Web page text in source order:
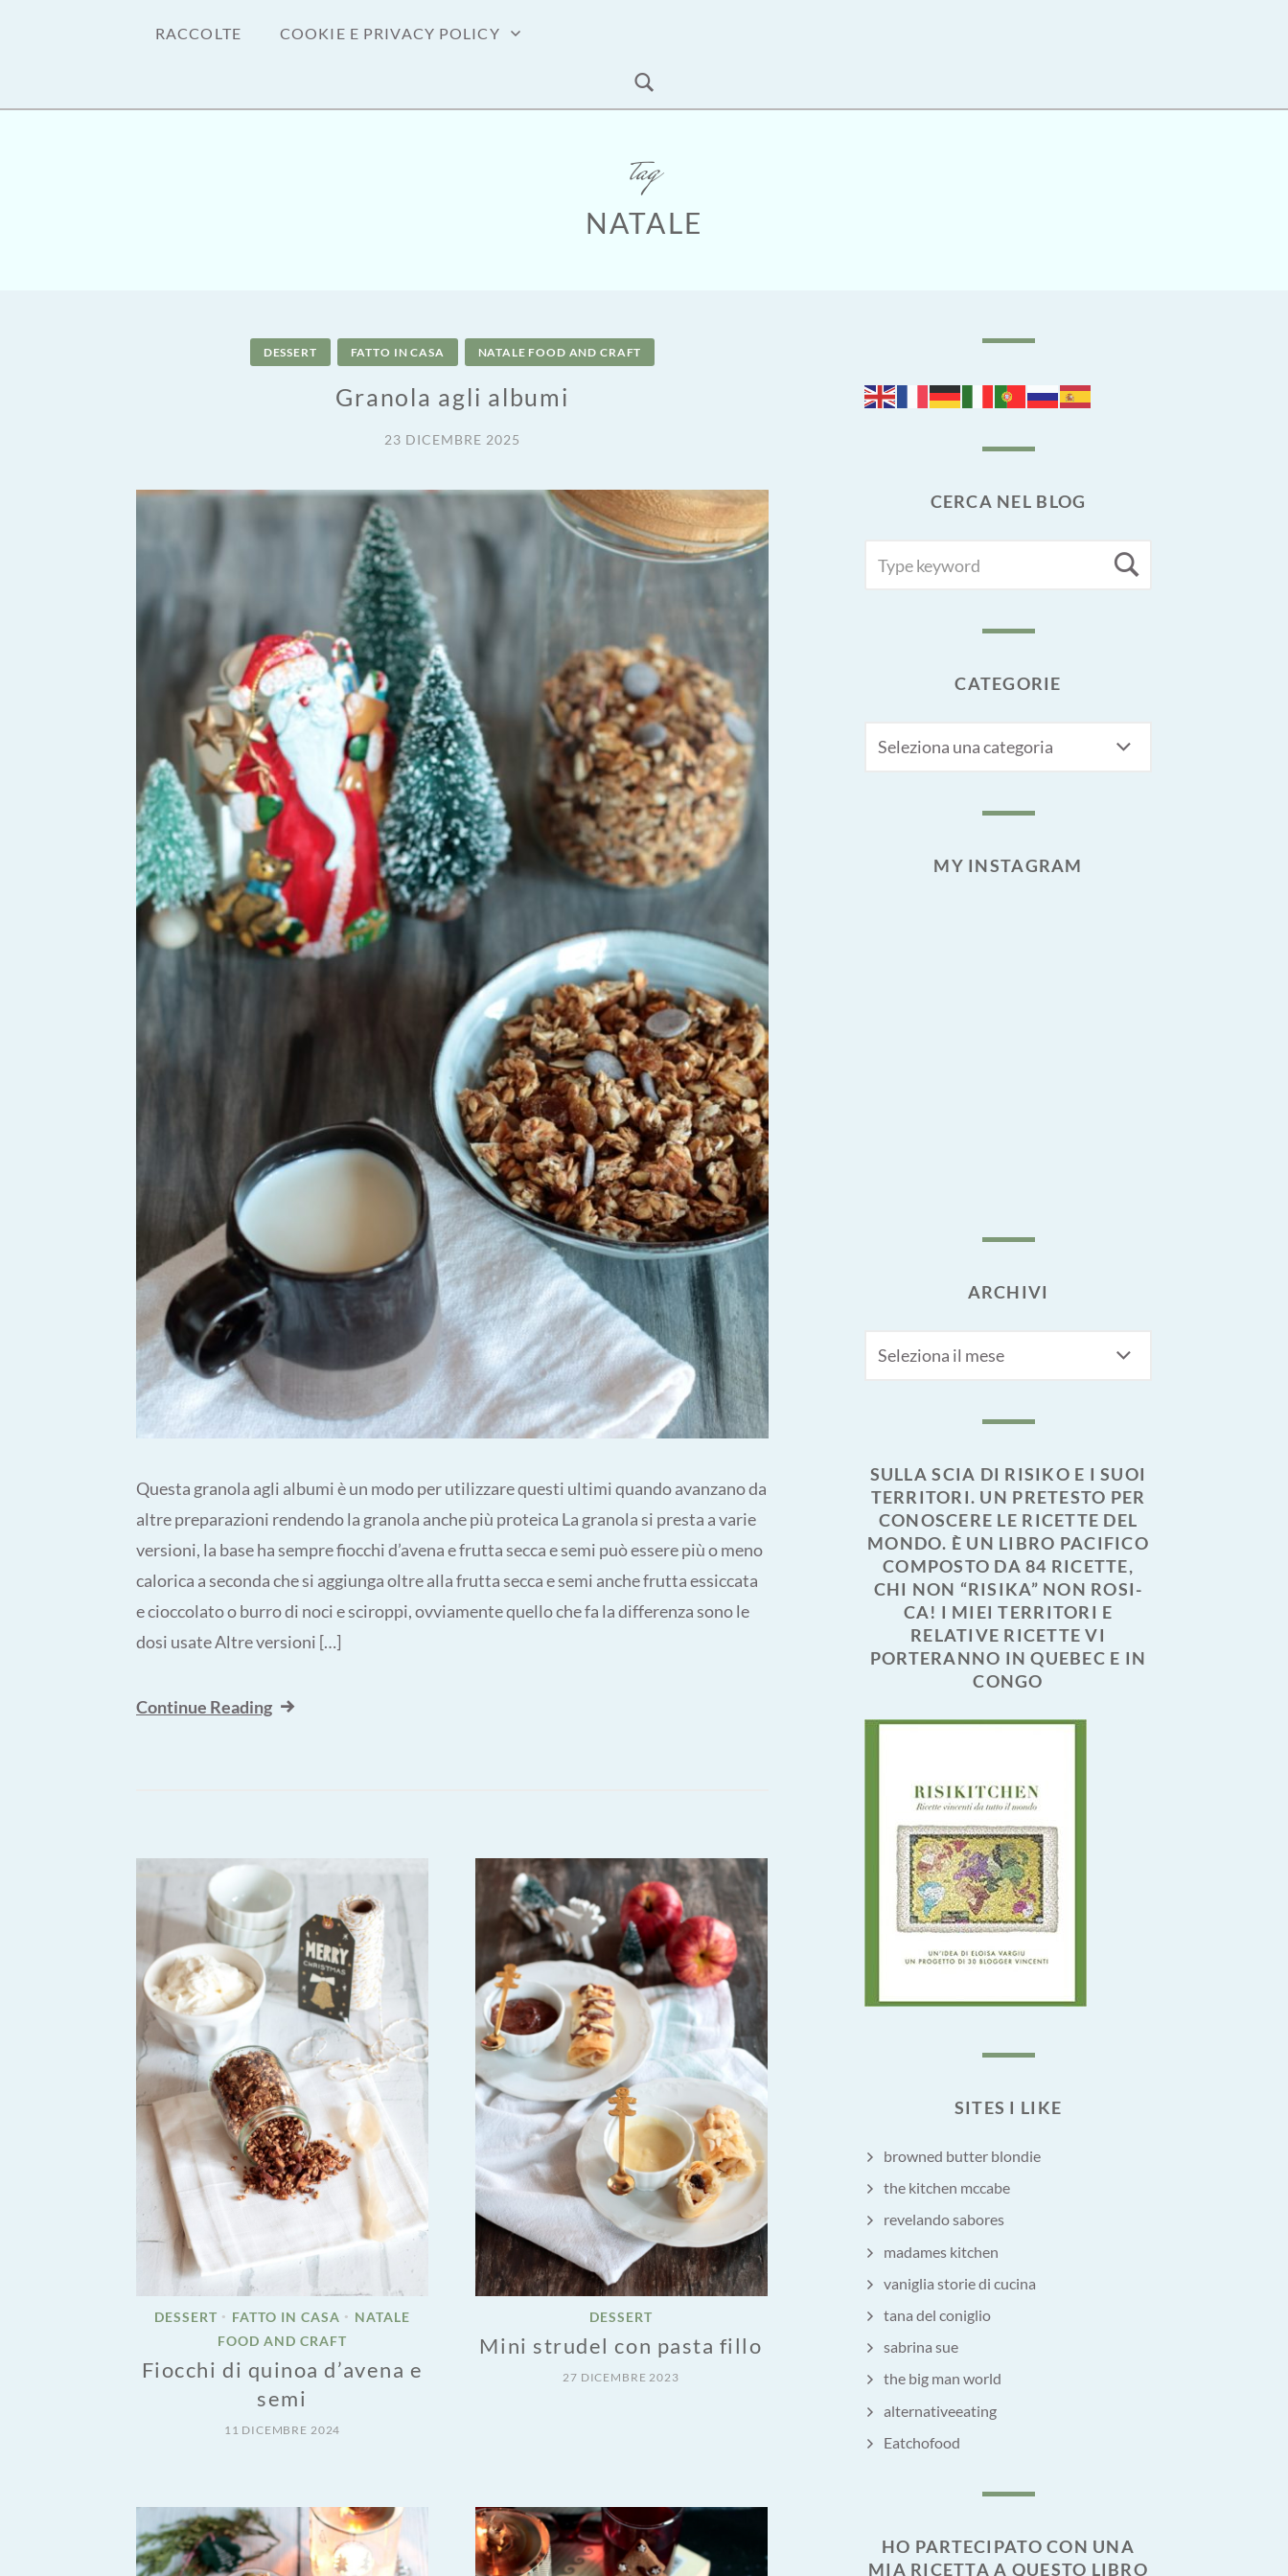
RACCOLTE COOKIE E PRIVACY POLICY
tag
NATALE
DESSERT FATTO IN CASA NATALE FOOD AND CRAFT
Granola agli albumi
23 DICEMBRE 2025
Questa granola agli albumi è un modo per utilizzare questi ultimi quando avanzano da
altre preparazioni rendendo la granola anche più proteica La granola si presta a varie
versioni, la base ha sempre fiocchi d’avena e frutta secca e semi può essere più o meno
calorica a seconda che si aggiunga oltre alla frutta secca e semi anche frutta essiccata
e cioccolato o burro di noci e sciroppi, ovviamente quello che fa la differenza sono le
dosi usate Altre versioni […]
Continue Reading
DESSERT • FATTO IN CASA •
NATALE
FOOD AND CRAFT
Fiocchi di quinoa d’avena e
semi
11 DICEMBRE 2024
DESSERT
Mini strudel con pasta fillo
27 DICEMBRE 2023
CERCA NEL BLOG
FOR:
CATEGORIE
MY INSTAGRAM
ARCHIVI
SULLA SCIA DI RISIKO E I SUOI
TERRITORI. UN PRETESTO PER
CONOSCERE LE RICETTE DEL
MONDO. È UN LIBRO PACIFICO
COMPOSTO DA 84 RICETTE,
CHI NON “RISIKA” NON ROSI-
CA! I MIEI TERRITORI E
RELATIVE RICETTE VI
PORTERANNO IN QUEBEC E IN
CONGO
SITES I LIKE
browned butter blondie
the kitchen mccabe
revelando sabores
madames kitchen
vaniglia storie di cucina
tana del coniglio
sabrina sue
the big man world
alternativeeating
Eatchofood
HO PARTECIPATO CON UNA
MIA RICETTA A QUESTO LIBRO